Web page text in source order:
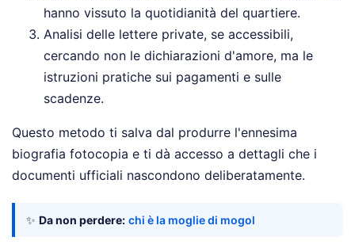
hanno vissuto la quotidianità del quartiere.
Analisi delle lettere private, se accessibili,
cercando non le dichiarazioni d'amore, ma le
istruzioni pratiche sui pagamenti e sulle
scadenze.
Questo metodo ti salva dal produrre l'ennesima
biografia fotocopia e ti dà accesso a dettagli che i
documenti ufficiali nascondono deliberatamente.
✨ Da non perdere: chi è la moglie di mogol